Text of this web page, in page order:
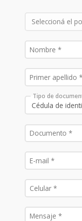
Tipo de